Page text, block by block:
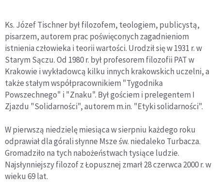
Ks. Józef Tischner był filozofem, teologiem, publicystą,
pisarzem, autorem prac poświęconych zagadnieniom
istnienia człowieka i teorii wartości. Urodził się w 1931 r. w
Starym Sączu. Od 1980 r. był profesorem filozofii PAT w
Krakowie i wykładowcą kilku innych krakowskich uczelni, a
także stałym współpracownikiem "Tygodnika
Powszechnego" i "Znaku". Był gościem i prelegentem I
Zjazdu "Solidarności", autorem m.in. "Etyki solidarności".
W pierwszą niedzielę miesiąca w sierpniu każdego roku
odprawiał dla górali słynne Msze św. niedaleko Turbacza.
Gromadziło na tych nabożeństwach tysiące ludzie.
Najsłynniejszy filozof z Łopusznej zmarł 28 czerwca 2000 r. w
wieku 69 lat.